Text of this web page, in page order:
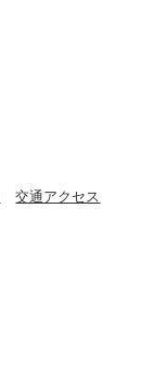
交通アクセス